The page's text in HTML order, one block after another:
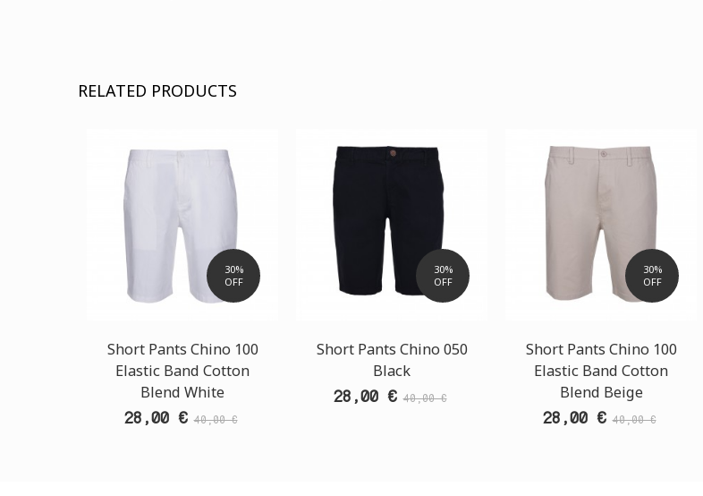
RELATED PRODUCTS
30%
OFF
Short Pants Chino 100
Elastic Band Cotton
Blend White
28,00 € 40,00 €
30%
OFF
Short Pants Chino 050
Black
28,00 € 40,00 €
30%
OFF
Short Pants Chino 100
Elastic Band Cotton
Blend Beige
28,00 € 40,00 €